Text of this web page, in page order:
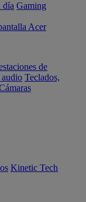
día Gaming
Acer
de
Teclados,
Kinetic Tech